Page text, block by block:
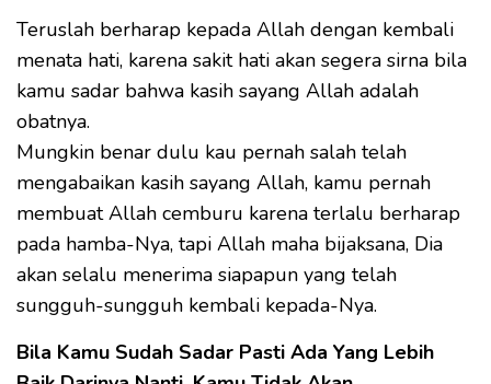
Teruslah berharap kepada Allah dengan kembali
menata hati, karena sakit hati akan segera sirna bila
kamu sadar bahwa kasih sayang Allah adalah
obatnya.
Mungkin benar dulu kau pernah salah telah
mengabaikan kasih sayang Allah, kamu pernah
membuat Allah cemburu karena terlalu berharap
pada hamba-Nya, tapi Allah maha bijaksana, Dia
akan selalu menerima siapapun yang telah
sungguh-sungguh kembali kepada-Nya.
Bila Kamu Sudah Sadar Pasti Ada Yang Lebih